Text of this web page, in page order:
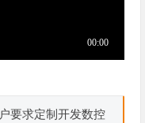
要求定制开发数控